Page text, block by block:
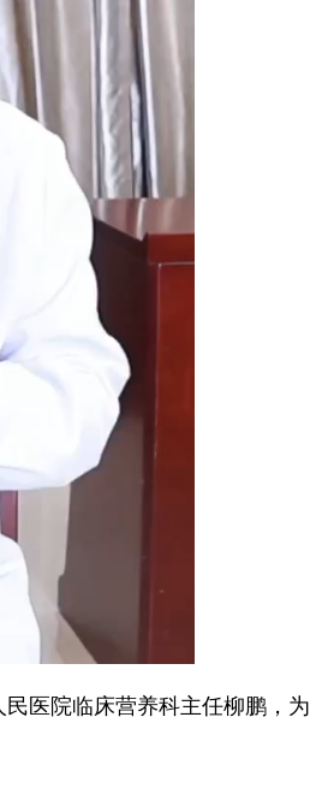
医院临床营养科主任柳鹏，为